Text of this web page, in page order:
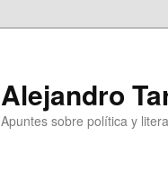
Alejandro
Apuntes sobre política y